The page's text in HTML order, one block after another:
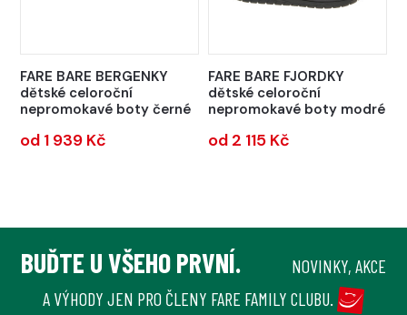
FARE BARE BERGENKY
dětské celoroční
nepromokavé boty černé
od 1 939 Kč
FARE BARE FJORDKY
dětské celoroční
nepromokavé boty modré
od 2 115 Kč
BUĎTE U VŠEHO PRVNÍ.
NOVINKY, AKCE
A VÝHODY JEN PRO ČLENY FARE FAMILY CLUBU.